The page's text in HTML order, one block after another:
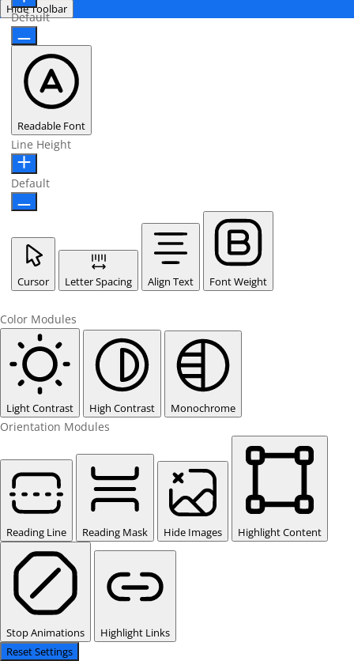
Hide Toolbar
Default
Readable Font
Line Height
Default
Cursor Letter Spacing Align Text Font Weight
Color Modules
Light Contrast High Contrast Monochrome
Orientation Modules
Reading Line Reading Mask Hide Images Highlight Content
Stop Animations
Highlight Links
Reset Settings